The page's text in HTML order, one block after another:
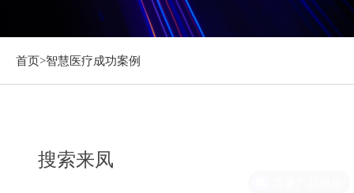
首页>智慧医疗成功案例
搜索来凤